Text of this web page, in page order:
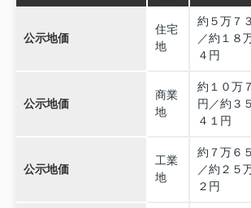
公示地価
住宅
地
約５万７
／約１８
４円
公示地価
商業
地
約１０万
円／約３
４１円
公示地価
工業
地
約７万６
／約２５
２円